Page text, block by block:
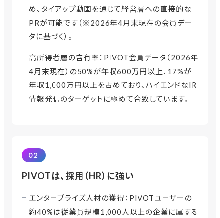
め、タイアップ動画を通じて経営層への直接的な
PRが可能です（※2026年4月末現在の会員デー
タに基づく）。
高所得者層の含有率：PIVOT会員データ（2026年
4月末現在）の50%が年収600万円以上、17%が
年収1,000万円以上を占めており、ハイエンドなIR
情報発信のターゲットに極めて合致しています。
02
PIVOTは、採用（HR）に強い
エンタープライズ人材の獲得：PIVOTユーザーの
約40%は従業員規模1,000人以上の企業に属する